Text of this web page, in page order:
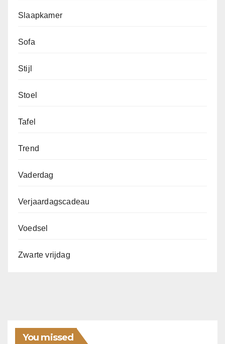
Slaapkamer
Sofa
Stijl
Stoel
Tafel
Trend
Vaderdag
Verjaardagscadeau
Voedsel
Zwarte vrijdag
You missed